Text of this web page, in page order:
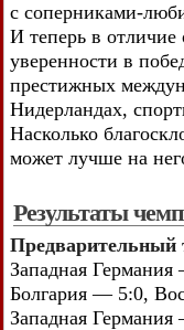
с соперниками-
И теперь в
уверенности в
престижных
Нидерландах,
Насколько
может лучше на
Результаты
Западная
Болгария — 5:0,
Западная